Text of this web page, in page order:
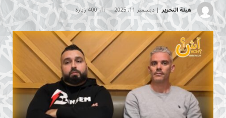
هيئة التحرير ديسمبر 11, 2025 400زيارة